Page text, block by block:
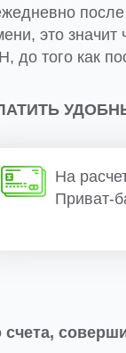
это
того как
На
Приват-